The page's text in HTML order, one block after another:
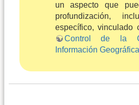
un aspecto que
profundización,
específico, vinculado
Control de la
Información Geográfica